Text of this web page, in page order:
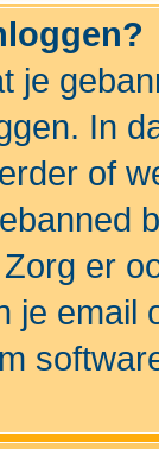
je
In
of
er
je email